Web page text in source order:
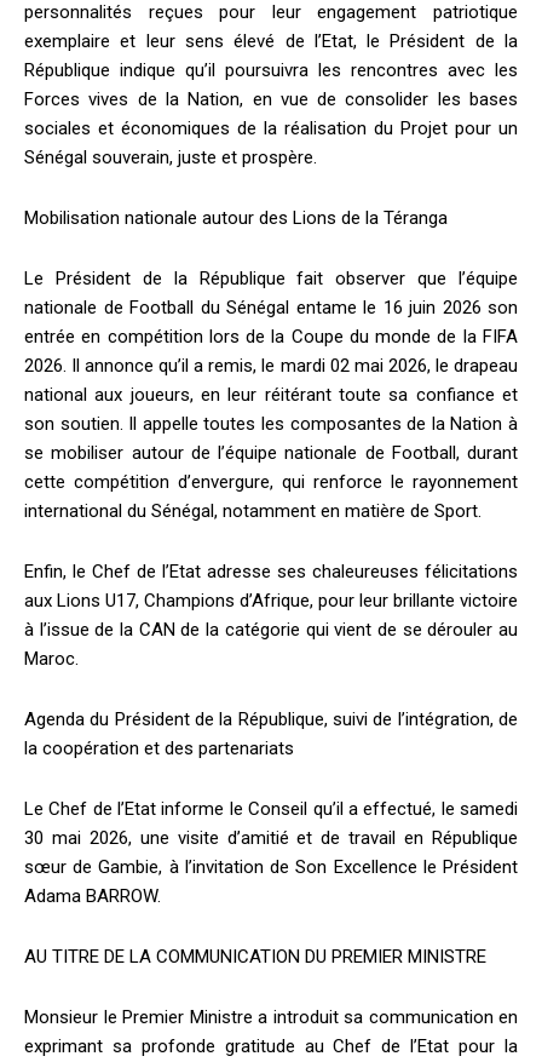
personnalités reçues pour leur engagement patriotique
exemplaire et leur sens élevé de l’Etat, le Président de la
République indique qu’il poursuivra les rencontres avec les
Forces vives de la Nation, en vue de consolider les bases
sociales et économiques de la réalisation du Projet pour un
Sénégal souverain, juste et prospère.
Mobilisation nationale autour des Lions de la Téranga
Le Président de la République fait observer que l’équipe
nationale de Football du Sénégal entame le 16 juin 2026 son
entrée en compétition lors de la Coupe du monde de la FIFA
2026. Il annonce qu’il a remis, le mardi 02 mai 2026, le drapeau
national aux joueurs, en leur réitérant toute sa confiance et
son soutien. Il appelle toutes les composantes de la Nation à
se mobiliser autour de l’équipe nationale de Football, durant
cette compétition d’envergure, qui renforce le rayonnement
international du Sénégal, notamment en matière de Sport.
Enfin, le Chef de l’Etat adresse ses chaleureuses félicitations
aux Lions U17, Champions d’Afrique, pour leur brillante victoire
à l’issue de la CAN de la catégorie qui vient de se dérouler au
Maroc.
Agenda du Président de la République, suivi de l’intégration, de
la coopération et des partenariats
Le Chef de l’Etat informe le Conseil qu’il a effectué, le samedi
30 mai 2026, une visite d’amitié et de travail en République
sœur de Gambie, à l’invitation de Son Excellence le Président
Adama BARROW.
AU TITRE DE LA COMMUNICATION DU PREMIER MINISTRE
Monsieur le Premier Ministre a introduit sa communication en
exprimant sa profonde gratitude au Chef de l’Etat pour la